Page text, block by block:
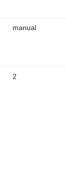
manual
2